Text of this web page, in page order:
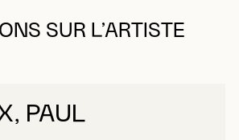
SUR L’ARTISTE
PAUL